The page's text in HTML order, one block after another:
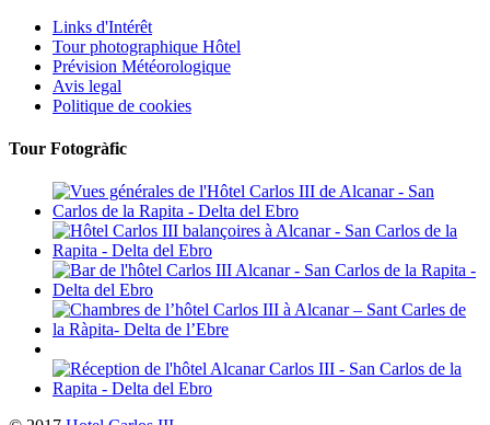
Links d'Intérêt
Tour photographique Hôtel
Prévision Météorologique
Avis legal
Politique de cookies
Tour Fotogràfic